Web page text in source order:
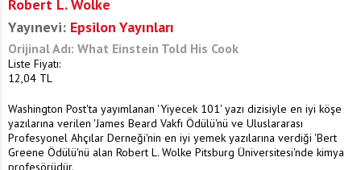
Robert L. Wolke
Yayınevi: Epsilon Yayınları
Orijinal Adı: What Einstein Told His Cook
Liste Fiyatı:
12,04 TL
Washington Post'ta yayımlanan 'Yiyecek 101' yazı dizisiyle en iyi köşe
yazılarına verilen 'James Beard Vakfı Ödülü'nü ve Uluslararası
Profesyonel Ahçılar Derneği'nin en iyi yemek yazılarına verdiği 'Bert
Greene Ödülü'nü alan Robert L. Wolke Pitsburg Üniversitesi'nde kimya
profesörüdür.